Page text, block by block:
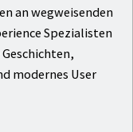
an wegweisenden
Spezialisten
modernes User